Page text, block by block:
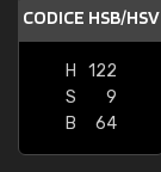
CODICE HSB/HSV
H
122
S
9
B
64